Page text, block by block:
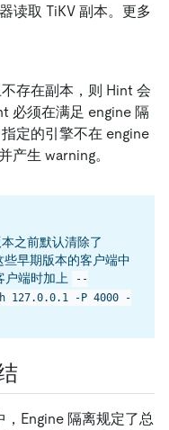
读取 TiKV 副本。更多
存在副本，则 Hint 会
必须在满足 engine 隔
定的引擎不在 engine
产生 warning。
之前默认清除了
早期版本的客户端中
户端时加上
--
127.0.0.1 -P 4000 -
Engine 隔离规定了总